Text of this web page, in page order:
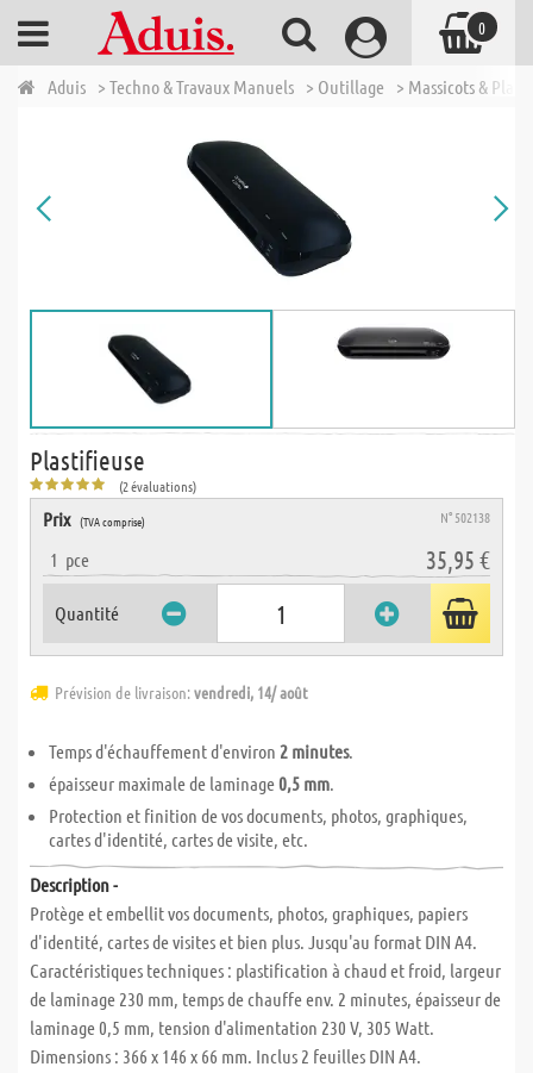
Aduis > Techno & Travaux Manuels > Outillage > Massicots &
Plastifieuse
(2 évaluations)
Prix (TVA comprise) N° 502138
1 pce 35,95 €
Quantité
Prévision de livraison:vendredi, 14/ août
Temps d'échauffement d'environ 2 minutes.
épaisseur maximale de laminage0,5 mm.
Protection et finition de vos documents, photos, graphiques,
cartes d'identité, cartes de visite, etc.
Description -
Protège et embellit vos documents, photos, graphiques, papiers
d'identité, cartes de visites et bien plus. Jusqu'au format DIN A4.
Caractéristiques techniques : plastification à chaud et froid, largeur
de laminage 230 mm, temps de chauffe env. 2 minutes, épaisseur de
laminage 0,5 mm, tension d'alimentation 230 V, 305 Watt.
Dimensions : 366 x 146 x 66 mm. Inclus 2 feuilles DIN A4.
0